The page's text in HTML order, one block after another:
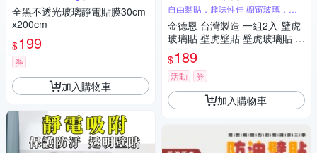
全黑不透光玻璃靜電貼膜30cm
x200cm
$199
券
加入購物車
自由黏貼，趣味性佳 櫥窗玻璃，均
都適用
金德恩 台灣製造 一組2入 壁虎
玻璃貼 壁虎壁貼 壁虎玻璃貼 壁
虎造型貼 壁虎車窗貼 壁虎櫥窗
貼 壁虎貼 壁虎
$189
活動 券
加入購物車